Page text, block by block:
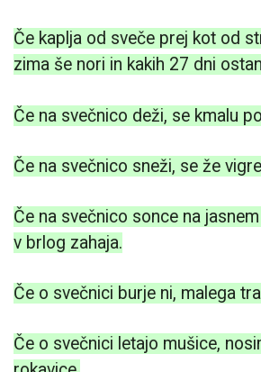
Če kaplja od sveče prej kot od
zima še nori in kakih 27 dni
Če na svečnico deži, se kmalu
Če na svečnico sneži, se že
Če na svečnico sonce na
v brlog zahaja.
Če o svečnici burje ni, malega
Če o svečnici letajo mušice,